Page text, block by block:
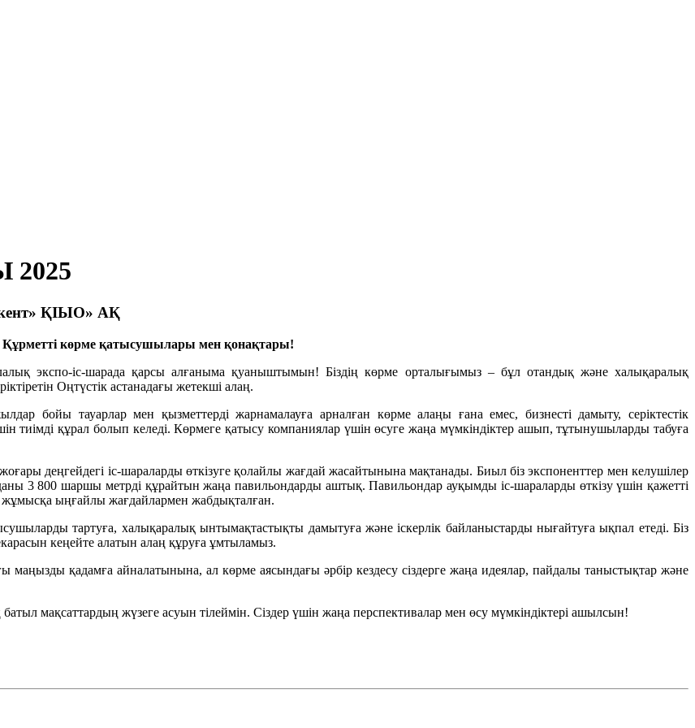
ҚІЫО» АҚ
Құрметті көрме қатысушылары мен қонақтары!
экспо-іс-шарада қарсы алғаныма қуаныштымын! Біздің көрме орталығымыз – бұл отандық және халықаралық
Оңтүстік астанадағы жетекші алаң.
бойы тауарлар мен қызметтерді жарнамалауға арналған көрме алаңы ғана емес, бизнесті дамыту, серіктестік
тиімді құрал болып келеді. Көрмеге қатысу компаниялар үшін өсуге жаңа мүмкіндіктер ашып, тұтынушыларды табуға
деңгейдегі іс-шараларды өткізуге қолайлы жағдай жасайтынына мақтанады. Биыл біз экспоненттер мен келушілер
3 800 шаршы метрді құрайтын жаңа павильондарды аштық. Павильондар ауқымды іс-шараларды өткізу үшін қажетті
ыңғайлы жағдайлармен жабдықталған.
тартуға, халықаралық ынтымақтастықты дамытуға және іскерлік байланыстарды нығайтуға ықпал етеді. Біз
кеңейте алатын алаң құруға ұмтыламыз.
қадамға айналатынына, ал көрме аясындағы әрбір кездесу сіздерге жаңа идеялар, пайдалы таныстықтар және
мақсаттардың жүзеге асуын тілеймін. Сіздер үшін жаңа перспективалар мен өсу мүмкіндіктері ашылсын!